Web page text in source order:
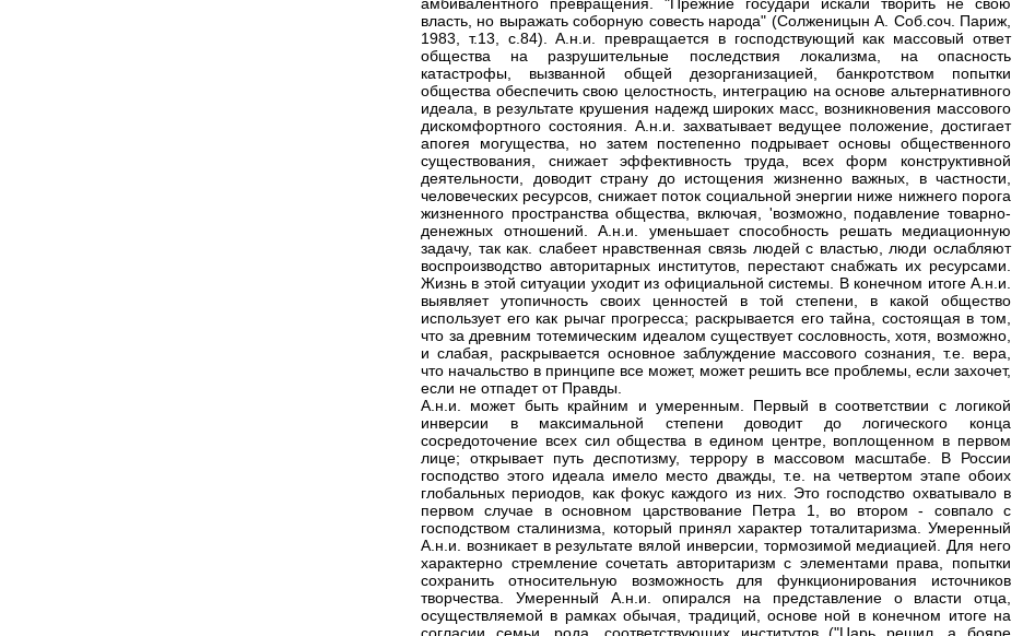
власть, но выражать соборную совесть народа" (Солженицын А. Соб.соч. Париж,
1983, т.13, с.84). А.н.и. превращается в господствующий как массовый ответ
общества на разрушительные последствия локализма, на опасность
катастрофы, вызванной общей дезорганизацией, банкротством попытки
общества обеспечить свою целостность, интеграцию на основе альтернативного
идеала, в результате крушения надежд широких масс, возникновения массового
дискомфортного состояния. А.н.и. захватывает ведущее положение, достигает
апогея могущества, но затем постепенно подрывает основы общественного
существования, снижает эффективность труда, всех форм конструктивной
деятельности, доводит страну до истощения жизненно важных, в частности,
человеческих ресурсов, снижает поток социальной энергии ниже нижнего порога
жизненного пространства общества, включая, 'возможно, подавление товарно-
денежных отношений. А.н.и. уменьшает способность решать медиационную
задачу, так как. слабеет нравственная связь людей с властью, люди ослабляют
воспроизводство авторитарных институтов, перестают снабжать их ресурсами.
Жизнь в этой ситуации уходит из официальной системы. В конечном итоге А.н.и.
выявляет утопичность своих ценностей в той степени, в какой общество
использует его как рычаг прогресса; раскрывается его тайна, состоящая в том,
что за древним тотемическим идеалом существует сословность, хотя, возможно,
и слабая, раскрывается основное заблуждение массового сознания, т.е. вера,
что начальство в принципе все может, может решить все проблемы, если захочет,
если не отпадет от Правды.
А.н.и. может быть крайним и умеренным. Первый в соответствии с логикой
инверсии в максимальной степени доводит до логического конца
сосредоточение всех сил общества в едином центре, воплощенном в первом
лице; открывает путь деспотизму, террору в массовом масштабе. В России
господство этого идеала имело место дважды, т.е. на четвертом этапе обоих
глобальных периодов, как фокус каждого из них. Это господство охватывало в
первом случае в основном царствование Петра 1, во втором - совпало с
господством сталинизма, который принял характер тоталитаризма. Умеренный
А.н.и. возникает в результате вялой инверсии, тормозимой медиацией. Для него
характерно стремление сочетать авторитаризм с элементами права, попытки
сохранить относительную возможность для функционирования источников
творчества. Умеренный А.н.и. опирался на представление о власти отца,
осуществляемой в рамках обычая, традиций, основе ной в конечном итоге на